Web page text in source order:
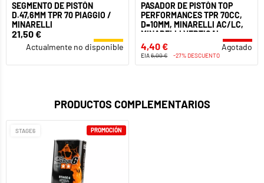
SEGMENTO DE PISTÓN
D.47,6MM TPR 70 PIAGGIO /
MINARELLI
21,50 €
Actualmente no disponible
PASADOR DE PISTÓN TOP
PERFORMANCES TPR 70CC,
D=10MM, MINARELLI AC/LC,
MINARELLI VERTICAL
4,40 € Agotado
EIA6,00 € -27% DESCUENTO
PRODUCTOS COMPLEMENTARIOS
STAGE6 PROMOCIÓN